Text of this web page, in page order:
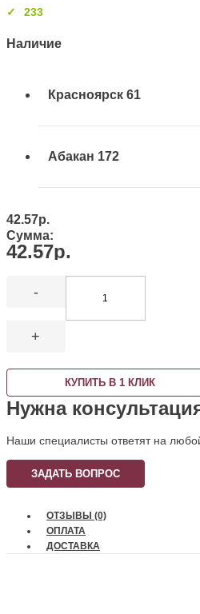
233
Наличие
Красноярск 61
Абакан 172
42.57р.
Сумма:
42.57р.
-
+
КУПИТЬ В 1 КЛИК
Нужна
Наши специалисты ответят на
ЗАДАТЬ ВОПРОС
ОТЗЫВЫ (0)
ОПЛАТА
ДОСТАВКА